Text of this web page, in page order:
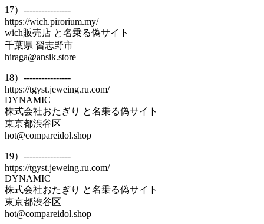
17）----------------
https://wich.pirorium.my/
wich販売店 と名乗る偽サイト
千葉県 習志野市
hiraga@ansik.store
18）----------------
https://tgyst.jeweing.ru.com/
DYNAMIC
株式会社おたぎり と名乗る偽サイト
東京都渋谷区
hot@compareidol.shop
19）----------------
https://tgyst.jeweing.ru.com/
DYNAMIC
株式会社おたぎり と名乗る偽サイト
東京都渋谷区
hot@compareidol.shop